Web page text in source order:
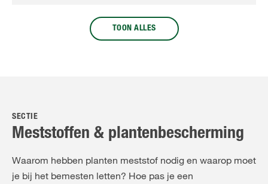
TOON ALLES
SECTIE
Meststoffen & plantenbescherming
Waarom hebben planten meststof nodig en waarop moet
je bij het bemesten letten? Hoe pas je een